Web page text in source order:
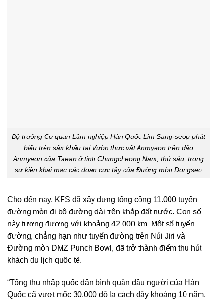
Bộ trưởng Cơ quan Lâm nghiệp Hàn Quốc Lim Sang-seop phát
biểu trên sân khấu tại Vườn thực vật Anmyeon trên đảo
Anmyeon của Taean ở tỉnh Chungcheong Nam, thứ sáu, trong
sự kiện khai mạc các đoạn cực tây của Đường mòn Dongseo
Cho đến nay, KFS đã xây dựng tổng cộng 11.000 tuyến
đường mòn đi bộ đường dài trên khắp đất nước. Con số
này tương đương với khoảng 42.000 km. Một số tuyến
đường, chẳng hạn như tuyến đường trên Núi Jiri và
Đường mòn DMZ Punch Bowl, đã trở thành điểm thu hút
khách du lịch quốc tế.
“Tổng thu nhập quốc dân bình quân đầu người của Hàn
Quốc đã vượt mốc 30.000 đô la cách đây khoảng 10 năm.